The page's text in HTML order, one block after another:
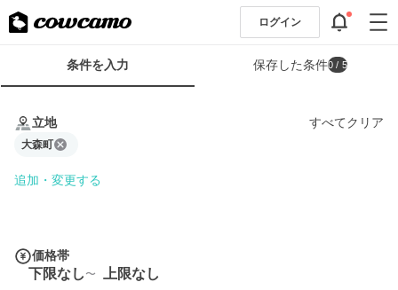
ログイン
条
条件を入力 保存した条件0 / 5
立地 すべてクリア
大森町
追加・変更する
価格帯
下限なし 上限なし